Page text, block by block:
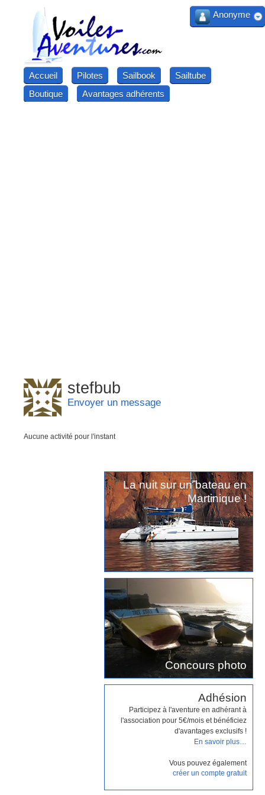
Accueil Pilotes Sailbook
Sailtube
Boutique
Avantages adhérents
stefbub
Envoyer un message
Aucune activité pour l'instant
La nuit sur un bateau en
Martinique !
Concours photo
Adhésion
Participez à l'aventure en adhérant à
l'association pour 5€/mois et bénéficiez
d'avantages exclusifs !
En savoir plus…
Vous pouvez également
créer un compte gratuit
Anonyme